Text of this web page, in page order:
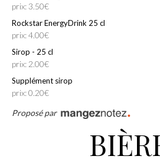
prix: 3.50€
Rockstar EnergyDrink 25 cl
prix: 4.00€
Sirop - 25 cl
prix: 2.00€
Supplément sirop
prix: 0.20€
Proposé par